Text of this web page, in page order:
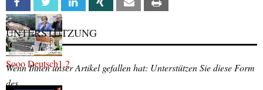
Sooo Deutsch1.2
Facebook Twitter Linkedin Xing Email
UNTERSTÜTZUNG
Wenn Ihnen unser Artikel gefallen hat: Unterstützen Sie diese Form
des